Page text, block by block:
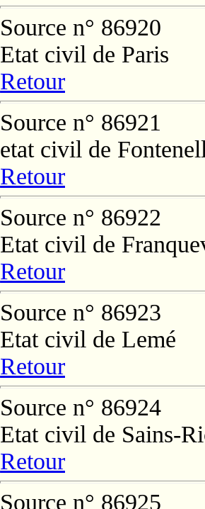
Source n° 86920
Etat civil de Paris
Retour
Source n° 86921
etat civil de
Retour
Source n° 86922
Etat civil de
Retour
Source n° 86923
Etat civil de Lemé
Retour
Source n° 86924
Etat civil de Sains-
Retour
Source n° 86925